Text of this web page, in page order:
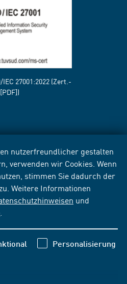
nutzerfreundlicher gestalten
verwenden wir Cookies. Wenn
stimmen Sie dadurch der
Weitere Informationen
und
Personalisierung
27001:2022 (Zert.-
[PDF])